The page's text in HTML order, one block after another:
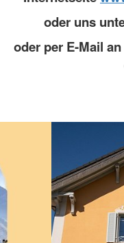
oder uns
oder per E-Mail an